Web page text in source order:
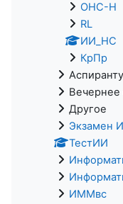
ОНС-Н
RL
ИИ_НС
КрПр
Вечернее
Другое
Экзамен
ТестИИ
ИММвс